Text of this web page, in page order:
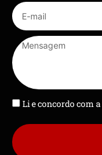
Li e concordo com a